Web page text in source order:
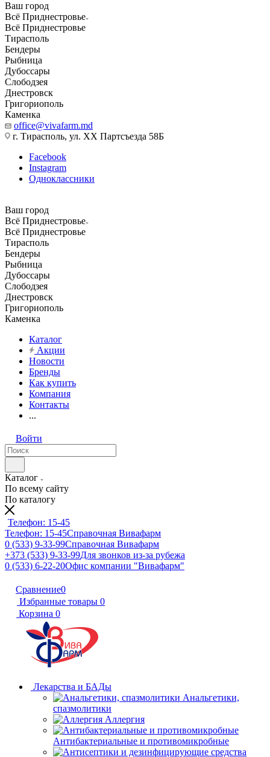
Ваш город
Всё Приднестровье
Всё Приднестровье
Тирасполь
Бендеры
Рыбница
Дубоссары
Слободзея
Днестровск
Григориополь
Каменка
office@vivafarm.md
г. Тирасполь, ул. ХХ Партсъезда 58Б
Facebook
Instagram
Одноклассники
Ваш город
Всё Приднестровье
Всё Приднестровье
Тирасполь
Бендеры
Рыбница
Дубоссары
Слободзея
Днестровск
Григориополь
Каменка
Каталог
Акции
Новости
Бренды
Как купить
Компания
Контакты
...
Войти
Каталог
По всему сайту
По каталогу
Телефон: 15-45
Телефон: 15-45Справочная Вивафарм
0 (533) 9-33-99Справочная Вивафарм
+373 (533) 9-33-99Для звонков из-за рубежа
0 (533) 6-22-20Офис компании "Вивафарм"
Сравнение0
Избранные товары 0
Корзина 0
Лекарства и БАДы
Анальгетики,
спазмолитики
Аллергия
Антибактериальные и противомикробные